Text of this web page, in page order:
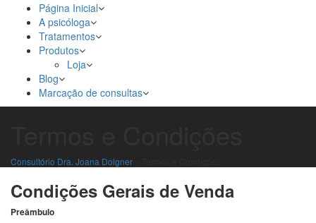
Página Inicial
A psicóloga
Tratamentos
Produtos
Loja
Blog
Marcação de consultas
Consultório Dra. Joana Dolgner
Condições Gerais de Venda
Preâmbulo